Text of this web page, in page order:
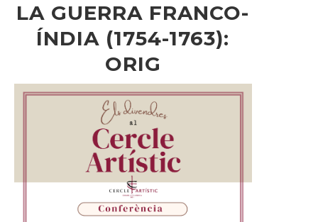
LA GUERRA FRANCO-
ÍNDIA (1754-1763):
ORIG